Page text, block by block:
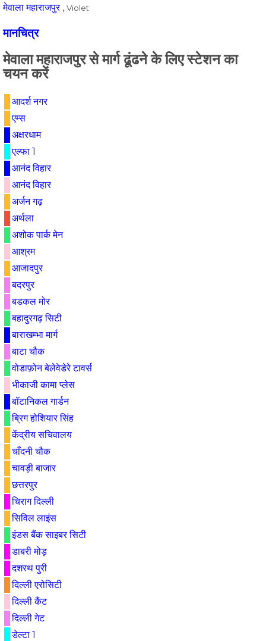
मेवाला महाराजपुर , Violet
मानचित्र
मेवाला महाराजपुर से मार्ग ढूंढने के लिए स्टेशन का
चयन करें
आदर्श नगर
एम्स
अक्षरधाम
एल्फा 1
आनंद विहार
आनंद विहार
अर्जन गढ़
अर्थला
अशोक पार्क मेन
आश्रम
आजादपुर
बदरपुर
बडकल मोर
बहादुरगढ़ सिटी
बाराखम्भा मार्ग
बाटा चौक
वोडाफ़ोन बेलेवेडेरे टावर्स
भीकाजी कामा प्लेस
बॉटानिकल गार्डन
ब्रिग होशियार सिंह
केंद्रीय सचिवालय
चाँदनी चौक
चावड़ी बाजार
छत्तरपुर
चिराग दिल्ली
सिविल लाइंस
इंडस बैंक साइबर सिटी
डाबरी मोड़
दशरथ पुरी
दिल्ली एरोसिटी
दिल्ली कैंट
दिल्ली गेट
डेल्टा 1